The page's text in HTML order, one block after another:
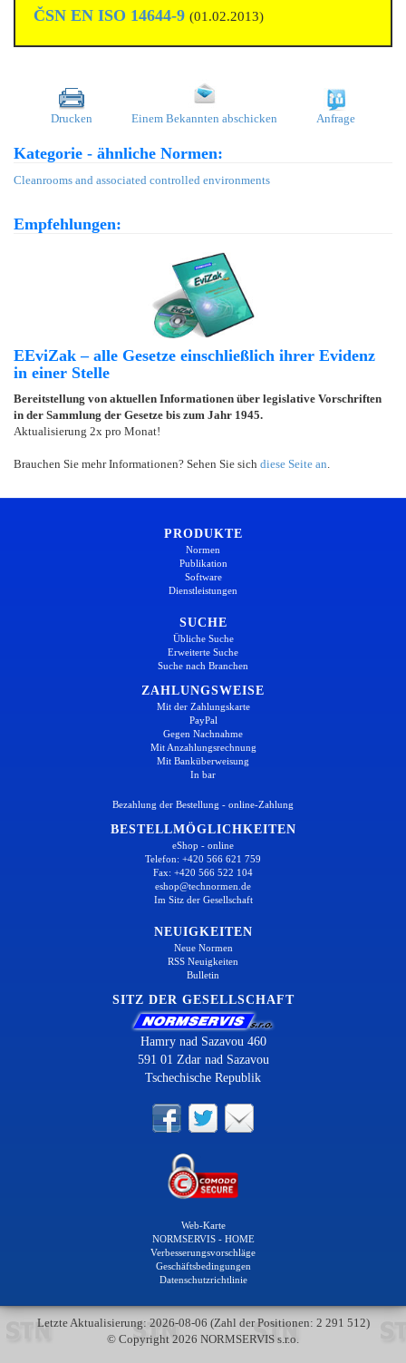
ČSN EN ISO 14644-9 (01.02.2013)
Drucken Einem Bekannten abschicken Anfrage
Kategorie - ähnliche Normen:
Cleanrooms and associated controlled environments
Empfehlungen:
EEviZak – alle Gesetze einschließlich ihrer Evidenz
in einer Stelle
Bereitstellung von aktuellen Informationen über legislative Vorschriften
in der Sammlung der Gesetze bis zum Jahr 1945.
Aktualisierung 2x pro Monat!
Brauchen Sie mehr Informationen? Sehen Sie sich diese Seite an
PRODUKTE
Normen
Publikation
Software
Dienstleistungen
SUCHE
Übliche Suche
Erweiterte Suche
Suche nach Branchen
ZAHLUNGSWEISE
Mit der Zahlungskarte
PayPal
Gegen Nachnahme
Mit Anzahlungsrechnung
Mit Banküberweisung
In bar
Bezahlung der Bestellung - online-Zahlung
BESTELLMÖGLICHKEITEN
eShop - online
Telefon: +420 566 621 759
Fax: +420 566 522 104
eshop@technormen.de
Im Sitz der Gesellschaft
NEUIGKEITEN
Neue Normen
RSS Neuigkeiten
Bulletin
SITZ DER GESELLSCHAFT
Hamry nad Sazavou 460
591 01 Zdar nad Sazavou
Tschechische Republik
Web-Karte
NORMSERVIS - HOME
Verbesserungsvorschläge
Geschäftsbedingungen
Datenschutzrichtlinie
Letzte Aktualisierung: 2026-08-06 (Zahl der Positionen: 2 291 512)
© Copyright 2026 NORMSERVIS s.r.o.